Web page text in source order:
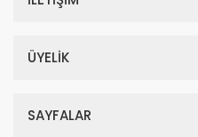
ÜYELİK
SAYFALAR